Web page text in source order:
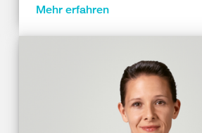
Mehr erfahren